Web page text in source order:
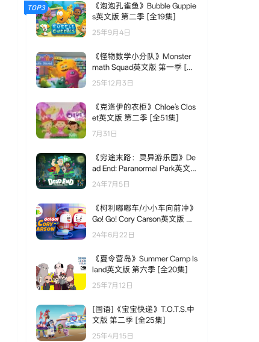
TOP3
《泡泡孔雀鱼》Bubble Guppie
s英文版 第二季 [全19集]
25年9月4日
《怪物数学小分队》Monster
math Squad英文版 第一季 [全
30集]
25年12月3日
《克洛伊的衣柜》Chloe's Clos
et英文版 第二季 [全51集]
7月31日
《穷途末路：灵异游乐园》De
ad End: Paranormal Park英文
版 第一季 [全10集]
24年7月5日
《柯利嘟嘟车/小小车向前冲》
Go! Go! Cory Carson英文版 第
五季 [全17集]
24年6月22日
《夏令营岛》Summer Camp Is
land英文版 第六季 [全20集]
25年7月12日
[国语]《宝宝快递》T.O.T.S.中
文版 第二季 [全25集]
25年4月15日